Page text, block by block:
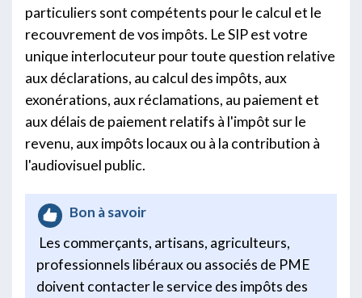
particuliers sont compétents pour le calcul et le
recouvrement de vos impôts. Le SIP est votre
unique interlocuteur pour toute question relative
aux déclarations, au calcul des impôts, aux
exonérations, aux réclamations, au paiement et
aux délais de paiement relatifs à l'impôt sur le
revenu, aux impôts locaux ou à la contribution à
l'audiovisuel public.
Bon à savoir
Les commerçants, artisans, agriculteurs,
professionnels libéraux ou associés de PME
doivent contacter le service des impôts des